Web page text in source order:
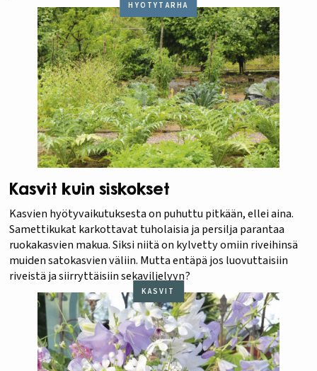
HYÖTYTARHA
Kasvit kuin siskokset
Kasvien hyötyvaikutuksesta on puhuttu pitkään, ellei aina.
Samettikukat karkottavat tuholaisia ja persilja parantaa
ruokakasvien makua. Siksi niitä on kylvetty omiin riveihinsä
muiden satokasvien väliin. Mutta entäpä jos luovuttaisiin
riveistä ja siirryttäisiin sekaviljelyyn?
KASVIT